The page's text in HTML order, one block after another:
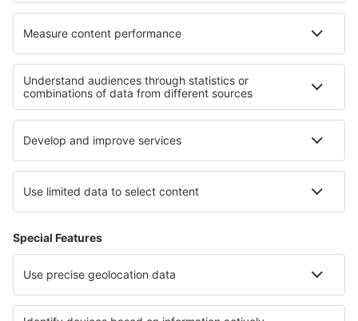
Beste accommodatie - regio's
Verblijf in Val di Sole Verblijf in Livigno
Verblijf in Italy - sun and beach Verblijf op Sicilië
Verblijf in Abruzzo Verblijf in Santiago
Verblijf aan de Franse Rivièra
Verblijf in Alta-Snowbird Verblijf in Warmian-Masurian